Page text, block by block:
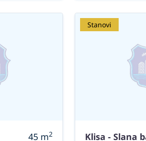
45 m2
Stanovi
Klisa - Slana